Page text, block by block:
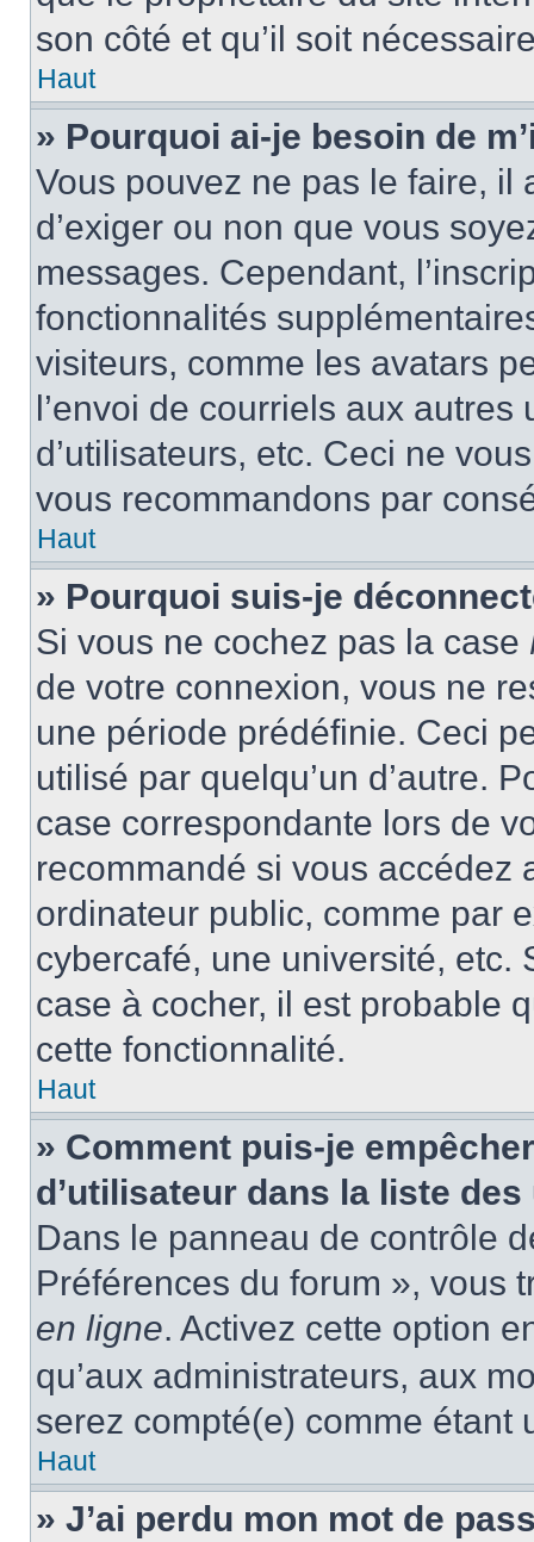
son côté et qu’il soit
Haut
» Pourquoi ai-je besoin de
Vous pouvez ne pas le faire, il
d’exiger ou non que vous
messages. Cependant,
fonctionnalités
visiteurs, comme les avatars
l’envoi de courriels aux
d’utilisateurs, etc. Ceci ne
vous recommandons par
Haut
» Pourquoi suis-je
Si vous ne cochez pas la case
de votre connexion, vous ne
une période prédéfinie. Ceci
utilisé par quelqu’un d’autre.
case correspondante lors de
recommandé si vous accédez
ordinateur public, comme par
cybercafé, une université, etc.
case à cocher, il est probable
cette fonctionnalité.
Haut
» Comment puis-je
d’utilisateur dans la liste
Dans le panneau de contrôle
Préférences du forum », vous
en ligne. Activez cette option
qu’aux administrateurs, aux
serez compté(e) comme étant
Haut
» J’ai perdu mon mot de